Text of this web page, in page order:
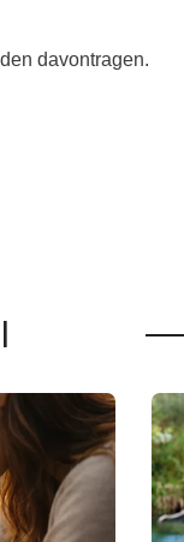
davontragen.